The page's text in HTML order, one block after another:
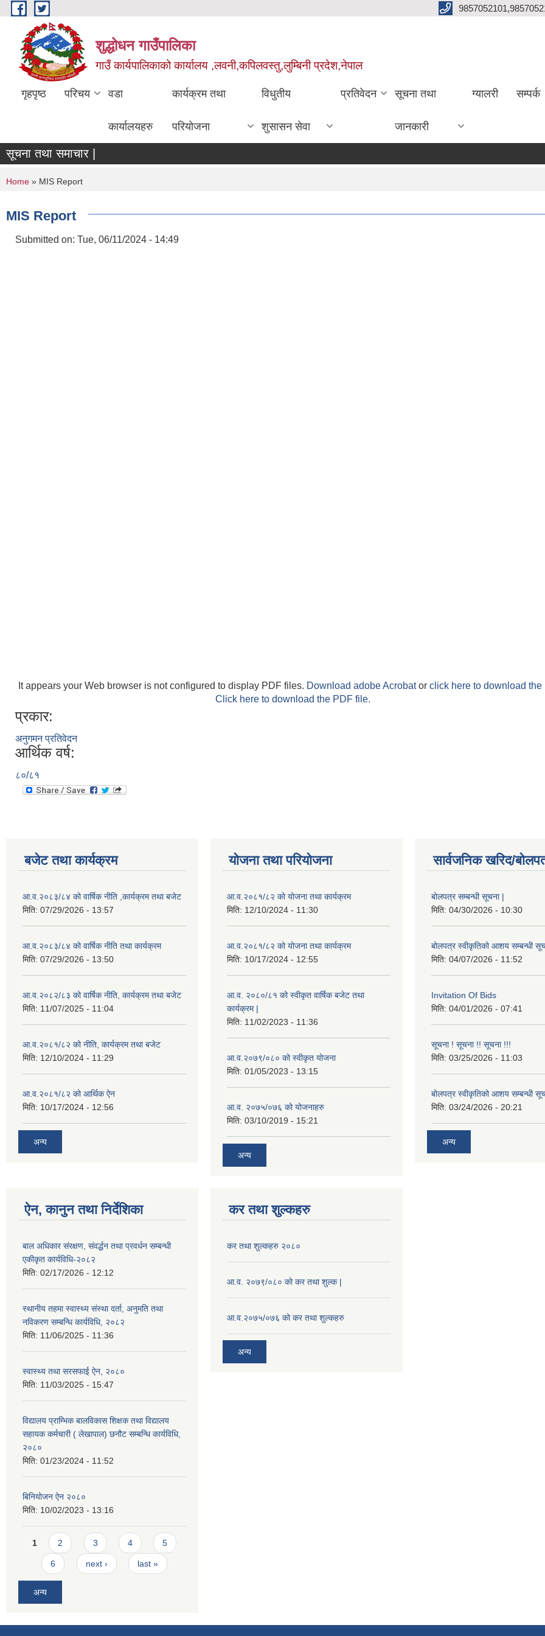
Skip to main content
शुद्धोधन गाउँपालिका
गाउँ कार्यपालिकाको कार्यालय ,लवनी,कपिलवस्तु,लुम्बिनी प्रदेश,नेपाल
गृहपृष्ठ परिचय वडा
कार्यालयहरु
कार्यक्रम तथा
परियोजना
विधुतीय
शुसासन सेवा
प्रतिवेदन सूचना तथा
जानकारी
ग्यालरी सम्पर्क
सूचना तथा समाचार |
You are here
Home » MIS Report
MIS Report
Submitted on: Tue, 06/11/2024 - 14:49
It appears your Web browser is not configured to display PDF files. Download adobe Acrobator click here to download the
Click here to download the PDF file.
प्रकार:
अनुगमन प्रतिवेदन
आर्थिक वर्ष:
८०/८१
बजेट तथा कार्यक्रम
आ.व.२०८३/८४ को वार्षिक नीति ,कार्यक्रम तथा बजेट
मिति: 07/29/2026 - 13:57
आ.व.२०८३/८४ को वार्षिक नीति तथा कार्यक्रम
मिति: 07/29/2026 - 13:50
आ.व.२०८२/८३ को वार्षिक नीति, कार्यक्रम तथा बजेट
मिति: 11/07/2025 - 11:04
आ.व.२०८१/८२ को नीति, कार्यक्रम तथा बजेट
मिति: 12/10/2024 - 11:29
आ.व.२०८१/८२ को आर्थिक ऐन
मिति: 10/17/2024 - 12:56
अन्य
योजना तथा परियोजना
आ.व.२०८१/८२ को योजना तथा कार्यक्रम
मिति: 12/10/2024 - 11:30
आ.व.२०८१/८२ को योजना तथा कार्यक्रम
मिति: 10/17/2024 - 12:55
आ.व. २०८०/८१ को स्वीकृत वार्षिक बजेट तथा
कार्यक्रम |
मिति: 11/02/2023 - 11:36
आ.व.२०७९/०८० को स्वीकृत योजना
मिति: 01/05/2023 - 13:15
आ.व. २०७५/०७६ को योजनाहरु
मिति: 03/10/2019 - 15:21
अन्य
सार्वजनिक खरिद/
बोलपत्र सम्बन्धी सूचना |
मिति: 04/30/2026 - 10:30
बोलपत्र स्वीकृतिको आशय सम्बन्धी
मिति: 04/07/2026 - 11:52
Invitation Of Bids
मिति: 04/01/2026 - 07:41
सूचना ! सूचना !! सूचना !!!
मिति: 03/25/2026 - 11:03
बोलपत्र स्वीकृतिको आशय सम्बन्धी
मिति: 03/24/2026 - 20:21
अन्य
ऐन, कानुन तथा निर्देशिका
बाल अधिकार संरक्षण, संवर्द्धन तथा प्रवर्धन सम्बन्धी
एकीकृत कार्यविधि-२०८२
मिति: 02/17/2026 - 12:12
स्थानीय तहमा स्वास्थ्य संस्था दर्ता, अनुमति तथा
नविकरण सम्बन्धि कार्यविधि, २०८२
मिति: 11/06/2025 - 11:36
स्वास्थ्य तथा सरसफाई ऐन, २०८०
मिति: 11/03/2025 - 15:47
विद्यालय प्राम्भिक बालविकास शिक्षक तथा विद्यालय
सहायक कर्मचारी ( लेखापाल) छनौट सम्बन्धि कार्यविधि,
२०८०
मिति: 01/23/2024 - 11:52
बिनियोजन ऐन २०८०
मिति: 10/02/2023 - 13:16
Pages
1 2 3 4 5
6 next › last »
अन्य
कर तथा शुल्कहरु
कर तथा शुल्कहरु २०८०
आ.व. २०७९/०८० को कर तथा शुल्क |
आ.व.२०७५/०७६ को कर तथा शुल्कहरु
अन्य